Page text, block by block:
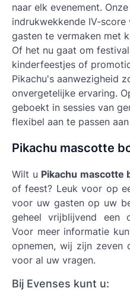
naar elk evenement.
indrukwekkende IV-
gasten te vermaken met
Of het nu gaat om
kinderfeestjes of
Pikachu's aanwezigheid
onvergetelijke ervaring.
geboekt in sessies van
flexibel aan te passen
Pikachu mascotte
Wilt u Pikachu mascotte
of feest? Leuk voor op
voor uw gasten op uw
geheel vrijblijvend een
Voor meer informatie
opnemen, wij zijn zeven
voor al uw vragen.
Bij Evenses kunt u: